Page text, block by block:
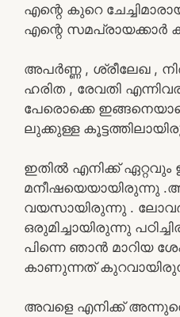
എന്റെ കുറെ
എന്റെ സമപ്രായക്കാർ
അപർണ്ണ , ശ്രീലേഖ ,
ഹരിത , രേവതി
പേരൊക്കെ
ലുക്കുള്ള
ഇതിൽ എനിക്ക് ഏറ്റവും
മനീഷയെയായിരുന്നു
വയസായിരുന്നു .
ഒരുമിച്ചായിരുന്നു
പിന്നെ ഞാൻ മാറിയ
കാണുന്നത്
അവളെ എനിക്ക്